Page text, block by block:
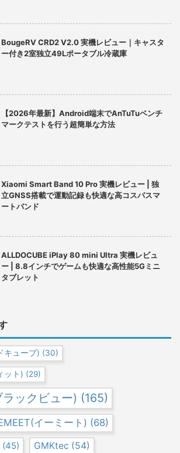
BougeRV CRD2 V2.0 実機レビュー｜キャスタ
ー付き2室独立49Lポータブル冷蔵庫
【2026年最新】Android端末でAnTuTuベンチ
マークテストを行う超簡単な方法
Xiaomi Smart Band 10 Pro 実機レビュー | 独
立GNSS搭載で運動記録も快適な高コスパスマ
ートバンド
ALLDOCUBE iPlay 80 mini Ultra 実機レビュ
ー | 8.8インチでゲームも快適な高性能5Gミニ
タブレット
キューブ) (30)
ット) (29)
ックビュー) (165)
イーミート) (68)
(45) GMKtec (54)